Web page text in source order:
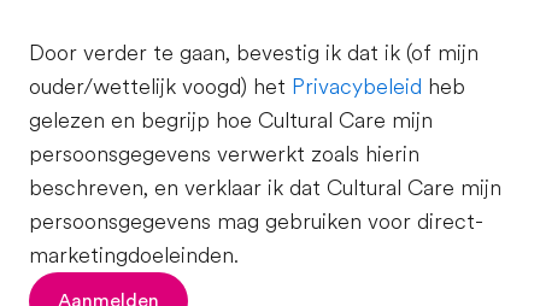
Door verder te gaan, bevestig ik dat ik (of mijn
ouder/wettelijk voogd) het Privacybeleid heb
gelezen en begrijp hoe Cultural Care mijn
persoonsgegevens verwerkt zoals hierin
beschreven, en verklaar ik dat Cultural Care mijn
persoonsgegevens mag gebruiken voor direct-
marketingdoeleinden.
Aanmelden